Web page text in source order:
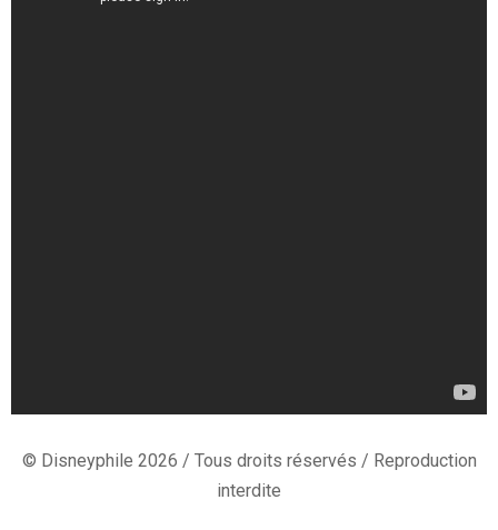
© Disneyphile 2026 / Tous droits réservés / Reproduction
interdite